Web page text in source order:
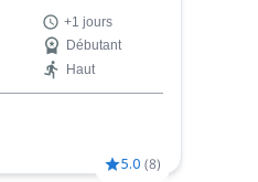
autour de
du guide de
Kyriakos.
+1 jours
Débutant
Haut
5.0 (8)